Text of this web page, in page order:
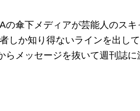
の傘下メディアが芸能人のスキ
しか知り得ないラインを出して
らメッセージを抜いて週刊誌に